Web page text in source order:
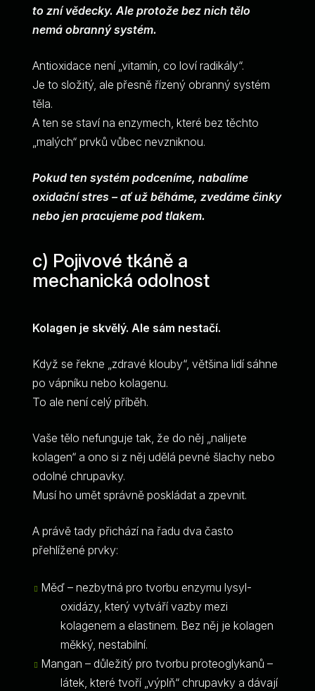
to zní vědecky. Ale protože bez nich tělo
nemá obranný systém.
Antioxidace není „vitamín, co loví radikály“.
Je to složitý, ale přesně řízený obranný systém
těla.
A ten se staví na enzymech, které bez těchto
„malých“ prvků vůbec nevzniknou.
Pokud ten systém podceníme, nabalíme
oxidační stres – ať už běháme, zvedáme činky
nebo jen pracujeme pod tlakem.
c) Pojivové tkáně a
mechanická odolnost
Kolagen je skvělý. Ale sám nestačí.
Když se řekne „zdravé klouby“, většina lidí sáhne
po vápníku nebo kolagenu.
To ale není celý příběh.
Vaše tělo nefunguje tak, že do něj „nalijete
kolagen“ a ono si z něj udělá pevné šlachy nebo
odolné chrupavky.
Musí ho umět správně poskládat a zpevnit.
A právě tady přichází na řadu dva často
přehlížené prvky:
Měď – nezbytná pro tvorbu enzymu lysyl-
oxidázy, který vytváří vazby mezi
kolagenem a elastinem. Bez něj je kolagen
měkký, nestabilní.
Mangan – důležitý pro tvorbu proteoglykanů –
látek, které tvoří „výplň“ chrupavky a dávají